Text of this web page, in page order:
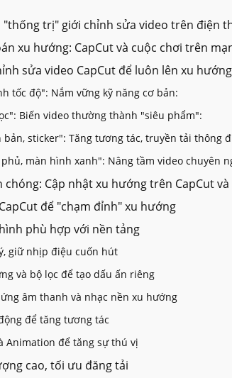
"thống trị" giới chỉnh sửa video trên điện
xu hướng: CapCut và cuộc chơi trên
sửa video CapCut để luôn lên xu hướng
tốc độ": Nắm vững kỹ năng cơ bản:
Biến video thường thành "siêu phẩm":
bản, sticker": Tăng tương tác, truyền tải thông
màn hình xanh": Nâng tầm video chuyên
Cập nhật xu hướng trên CapCut
để "chạm đỉnh" xu hướng
phù hợp với nền tảng
giữ nhịp điệu cuốn hút
và bộ lọc để tạo dấu ấn riêng
âm thanh và nhạc nền xu hướng
để tăng tương tác
Animation để tăng sự thú vị
cao, tối ưu đăng tải